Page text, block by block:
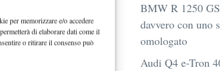
per memorizzare e/o accedere
di elaborare dati come il
o ritirare il consenso può
BMW R 1250
davvero con uno
omologato
Audi Q4 e-Tron